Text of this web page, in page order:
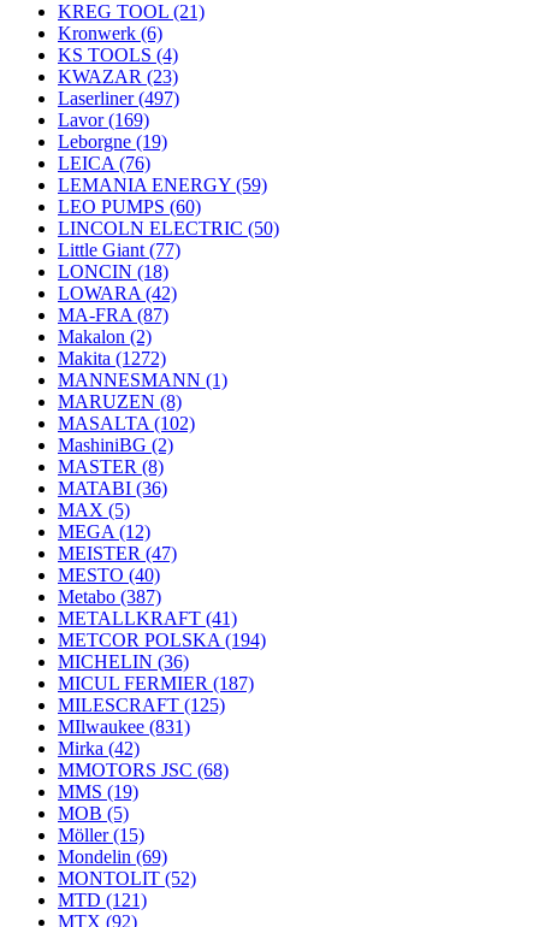
KREG TOOL (21)
Kronwerk (6)
KS TOOLS (4)
KWAZAR (23)
Laserliner(497)
Lavor(169)
Leborgne (19)
LEICA (76)
LEMANIA ENERGY (59)
LEO PUMPS (60)
LINCOLN ELECTRIC (50)
Little Giant (77)
LONCIN (18)
LOWARA (42)
MA-FRA (87)
Makalon (2)
Makita (1272)
MANNESMANN (1)
MARUZEN (8)
MASALTA (102)
MashiniBG (2)
MASTER (8)
MATABI (36)
MAX (5)
MEGA (12)
MEISTER (47)
MESTO (40)
Metabo (387)
METALLKRAFT (41)
METCOR POLSKA (194)
MICHELIN (36)
MICUL FERMIER (187)
MILESCRAFT (125)
MIlwaukee (831)
Mirka (42)
MMOTORS JSC (68)
MMS (19)
MOB (5)
Möller(15)
Mondelin (69)
MONTOLIT (52)
MTD (121)
MTX (92)